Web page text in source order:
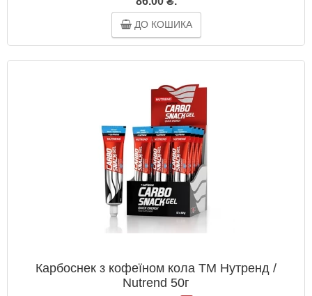
ДО КОШИКА
Карбоснек з кофеїном кола ТМ Нутренд /
Nutrend 50г